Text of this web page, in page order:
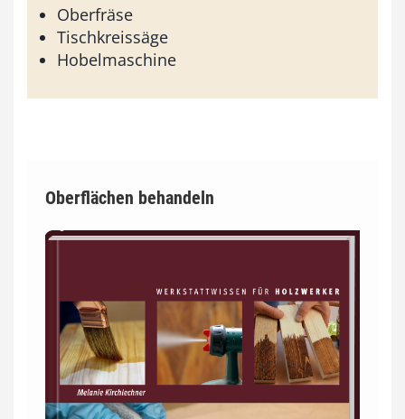
Oberfräse
Tischkreissäge
Hobelmaschine
Oberflächen behandeln